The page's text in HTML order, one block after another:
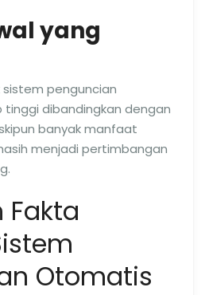
yang
penguncian
dibandingkan dengan
banyak manfaat
menjadi pertimbangan
Fakta
Otomatis